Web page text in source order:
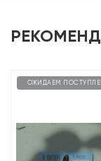
ОЖИДАЕМ